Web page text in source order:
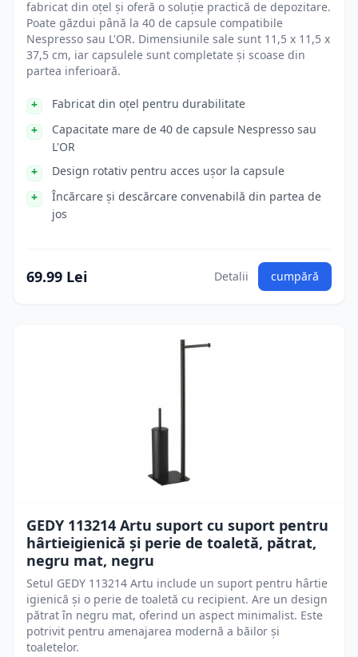
fabricat din oțel și oferă o soluție practică de depozitare.
Poate găzdui până la 40 de capsule compatibile
Nespresso sau L'OR. Dimensiunile sale sunt 11,5 x 11,5 x
37,5 cm, iar capsulele sunt completate și scoase din
partea inferioară.
Fabricat din oțel pentru durabilitate
Capacitate mare de 40 de capsule Nespresso sau
L'OR
Design rotativ pentru acces ușor la capsule
Încărcare și descărcare convenabilă din partea de
jos
69.99 Lei Detalii cumpără
GEDY 113214 Artu suport cu suport pentru
hârtieigienică și perie de toaletă, pătrat,
negru mat, negru
Setul GEDY 113214 Artu include un suport pentru hârtie
igienică și o perie de toaletă cu recipient. Are un design
pătrat în negru mat, oferind un aspect minimalist. Este
potrivit pentru amenajarea modernă a băilor și
toaletelor.